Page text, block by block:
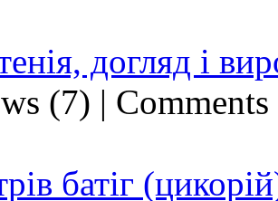
догляд і
(7) |
батіг